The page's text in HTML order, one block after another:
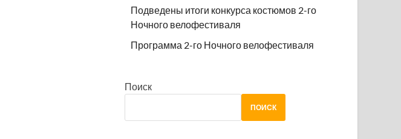
Подведены итоги конкурса костюмов 2-го
Ночного велофестиваля
Программа 2-го Ночного велофестиваля
Поиск
ПОИСК